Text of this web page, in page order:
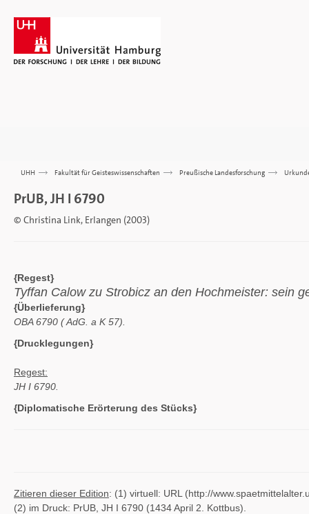
UHH >>> Fakultät für Geisteswissenschaften >>> Preußische Landesforschung >>>
PrUB, JH I 6790
© Christina Link, Erlangen (2003)
{Regest}
Tyffan Calow zu Strobicz an den Hochmeister: sein
{Überlieferung}
OBA 6790 (AdG. a K 57).
{Drucklegungen}
Regest:
JH I 6790.
{Diplomatische Erörterung des Stücks}
Zitieren dieser Edition: (1) virtuell: URL (http://
(2) im Druck: PrUB, JH I 6790 (1434 April 2. Kottbus).